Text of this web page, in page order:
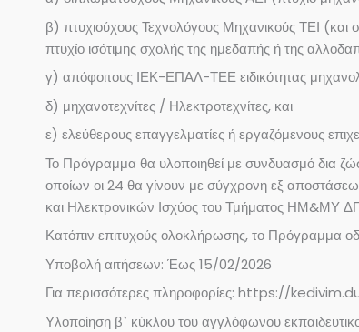
β) πτυχιούχους Τεχνολόγους Μηχανικούς ΤΕΙ
πτυχίο ισότιμης σχολής της ημεδαπής ή της
γ) απόφοιτους ΙΕΚ-ΕΠΑΛ-ΤΕΕ ειδικότητας
δ) μηχανοτεχνίτες / Ηλεκτροτεχνίτες, και
ε) ελεύθερους επαγγελματίες ή εργαζόμενους
Το Πρόγραμμα θα υλοποιηθεί με συνδυασμό δια
οποίων οι 24 θα γίνουν με σύγχρονη εξ
και Ηλεκτρονικών Ισχύος του Τμήματος ΗΜ&ΜΥ
Κατόπιν επιτυχούς ολοκλήρωσης, το Πρόγραμμα
Υποβολή αιτήσεων: Έως 15/02/2026
Για περισσότερες πληροφορίες: https://
Υλοποίηση β` κύκλου του αγγλόφωνου